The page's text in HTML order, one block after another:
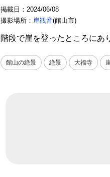
掲載日：2024/06/08
撮影場所： 崖観音(館山市)
階段で崖を登ったところにあ
館山の絶景 絶景 大福寺